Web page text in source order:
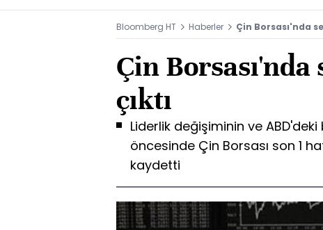
Bloomberg HT Haberler Çin Borsası'nda
Çin
çıktı
Liderlik değişiminin ve
öncesinde Çin Borsası son 1
kaydetti